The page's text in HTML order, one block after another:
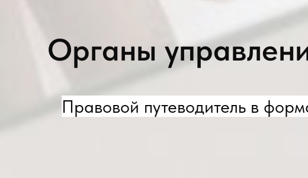
Органы
Правовой путеводитель в